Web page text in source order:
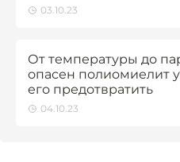
03.10.23
От температуры до
опасен полиомиелит
его предотвратить
04.10.23